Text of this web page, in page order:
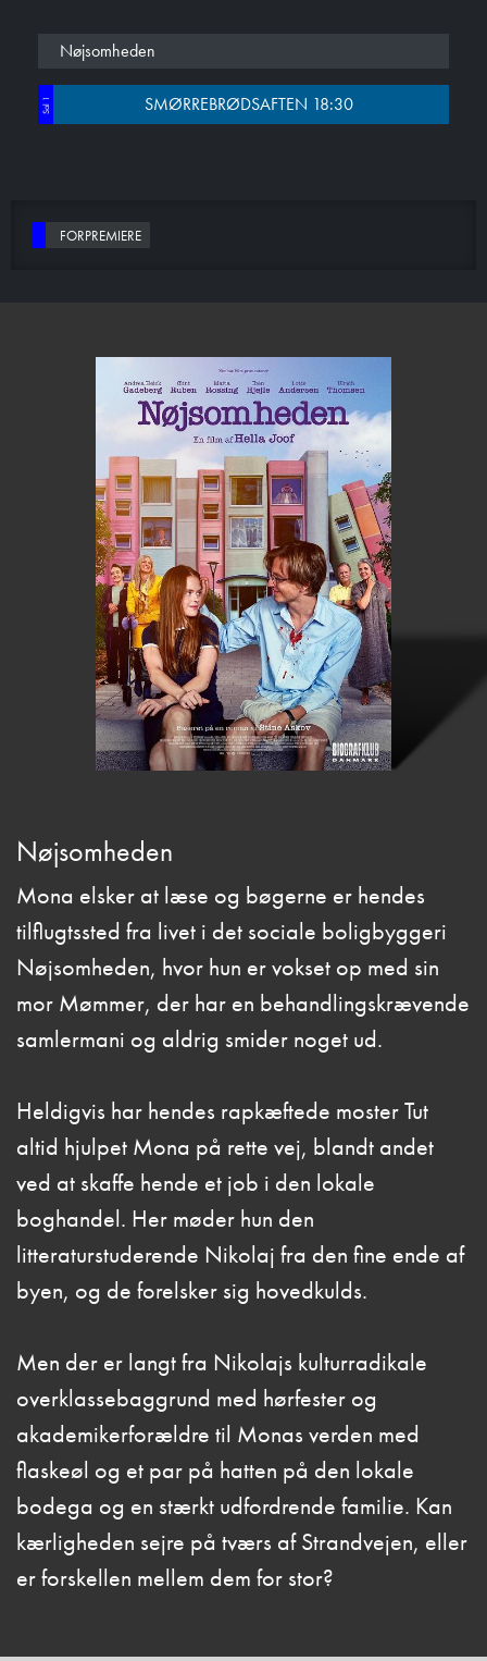
Nøjsomheden
Sal 1 SMØRREBRØDSAFTEN 18:30
FORPREMIERE
Nøjsomheden
Mona elsker at læse og bøgerne er hendes
tilflugtssted fra livet i det sociale boligbyggeri
Nøjsomheden, hvor hun er vokset op med sin
mor Mømmer, der har en behandlingskrævende
samlermani og aldrig smider noget ud.
Heldigvis har hendes rapkæftede moster Tut
altid hjulpet Mona på rette vej, blandt andet
ved at skaffe hende et job i den lokale
boghandel. Her møder hun den
litteraturstuderende Nikolaj fra den fine ende af
byen, og de forelsker sig hovedkulds.
Men der er langt fra Nikolajs kulturradikale
overklassebaggrund med hørfester og
akademikerforældre til Monas verden med
flaskeøl og et par på hatten på den lokale
bodega og en stærkt udfordrende familie. Kan
kærligheden sejre på tværs af Strandvejen, eller
er forskellen mellem dem for stor?